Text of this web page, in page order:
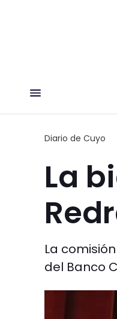
Diario de Cuyo
La
La
del Banco